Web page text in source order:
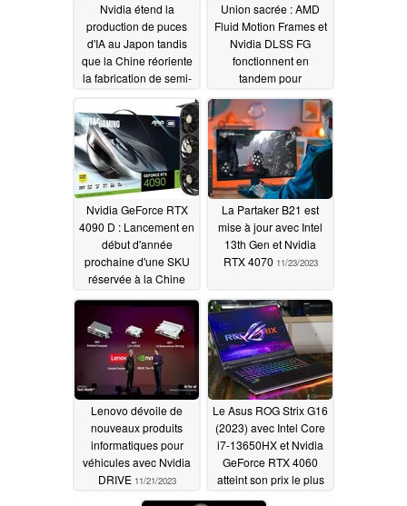
Nvidia étend la
production de puces
d'IA au Japon tandis
que la Chine réoriente
la fabrication de semi-
Kong12/06/2023
Union sacrée : AMD
Fluid Motion Frames et
Nvidia DLSS FG
fonctionnent en
tandem pour
augmenter jusqu'à 3
fois le nombre
d'images par seconde
dans certains jeux
12/01/2023
Nvidia GeForce RTX
4090 D : Lancement en
début d'année
prochaine d'une SKU
réservée à la Chine
avec un GPU AD102-
La Partaker B21 est
mise à jour avec Intel
13th Gen et Nvidia
RTX 4070 11/23/2023
Lenovo dévoile de
nouveaux produits
informatiques pour
véhicules avec Nvidia
DRIVE 11/21/2023
Le Asus ROG Strix G16
(2023) avec Intel Core
i7-13650HX et Nvidia
GeForce RTX 4060
atteint son prix le plus
bas sur Amazon